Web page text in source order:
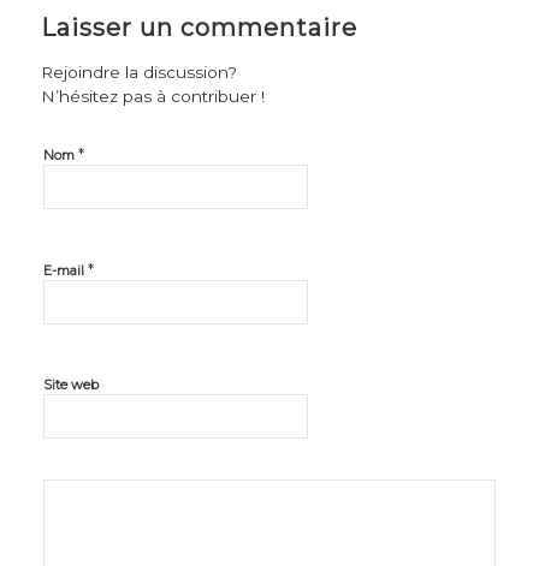
Laisser un commentaire
Rejoindre la discussion?
N’hésitez pas à contribuer !
Nom *
E-mail *
Site web